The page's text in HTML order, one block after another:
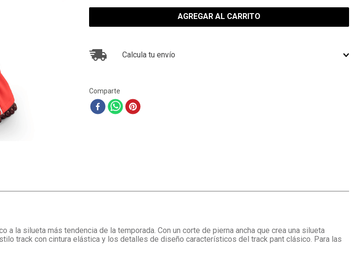
AGREGAR AL CARRITO
Calcula tu envío
Comparte
la silueta más tendencia de la temporada. Con un corte de pierna ancha que crea una silueta
track con cintura elástica y los detalles de diseño característicos del track pant clásico. Para las